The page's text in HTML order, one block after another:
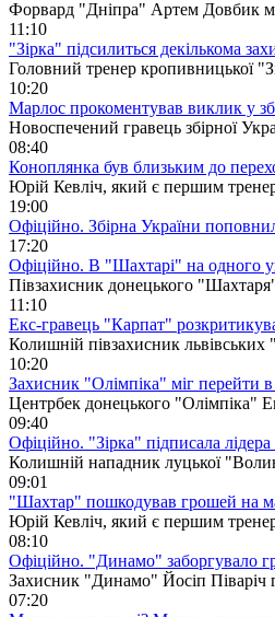
Форвард "Дніпра" Артем Довбик
11:10
"Зірка" підсилиться декількома
Головний тренер кропивницької
10:20
Марлос прокоментував виклик у
Новоспечений гравець збірної
08:40
Коноплянка був близьким до
Юрій Кевліч, який є першим
19:00
Офіційно. Збірна України
17:20
Офіційно. В "Шахтарі" на одного
Півзахисник донецького
11:10
Екс-гравець "Карпат"
Колишній півзахисник
10:20
Захисник "Олімпіка" міг
Центрбек донецького "Олімпіка"
09:40
Офіційно. "Зірка" підписала
Колишній нападник луцької
09:01
"Шахтар" пошкодував грошей на
Юрій Кевліч, який є першим
08:10
Офіційно. "Динамо" заборгувало
Захисник "Динамо" Йосіп Піваріч
07:20